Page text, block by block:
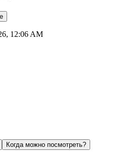
12:06 AM
Когда можно посмотреть?